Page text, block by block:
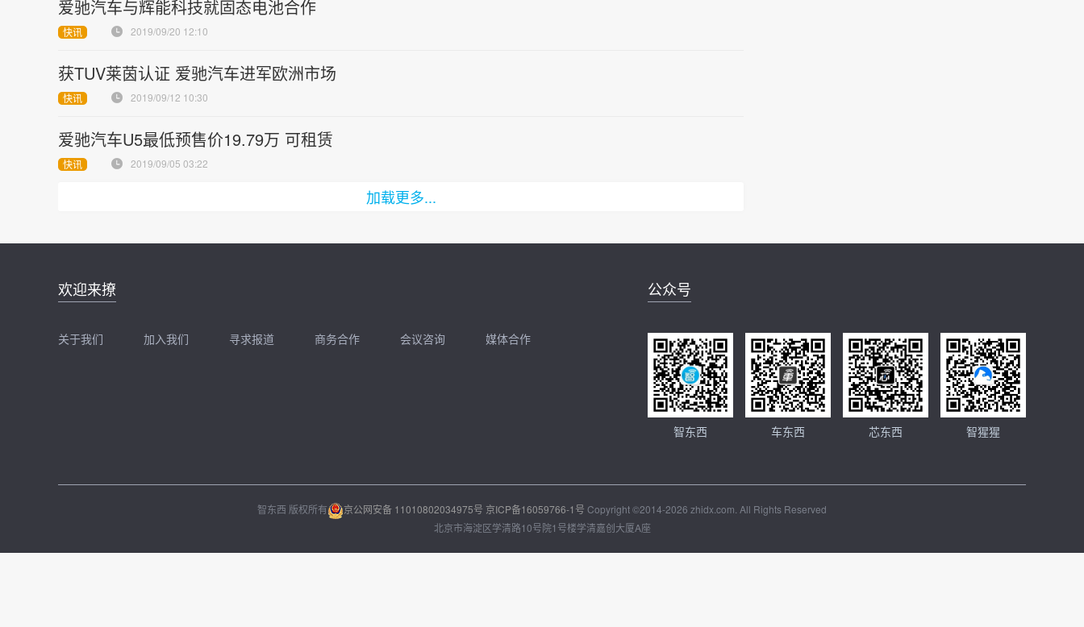
爱驰汽车与辉能科技就固态电池合作
快讯 2019/09/20 12:10
获TUV莱茵认证 爱驰汽车进军欧洲市场
快讯 2019/09/12 10:30
爱驰汽车U5最低预售价19.79万 可租赁
快讯 2019/09/05 03:22
加载更多...
欢迎来撩
关于我们 加入我们
扫码加我直接扔简历
寻求报道 商务合作
扫码加我直接开聊
会议咨询 媒体合作
扫码加我直接开聊
公众号
智东西 车东西 芯东西 智猩猩
智东西 版权所有 京公网安备 11010802034975号 京ICP备16059766-1号 Copyright ©2014-2026 zhidx.com. All Rights Reserved
北京市海淀区学清路10号院1号楼学清嘉创大厦A座